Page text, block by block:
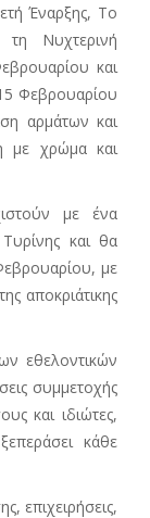
Έναρξης, Το
Νυχτερινή
και
Φεβρουαρίου
αρμάτων και
με χρώμα και
με ένα
και θα
με
αποκριάτικης
εθελοντικών
συμμετοχής
και ιδιώτες,
κάθε
επιχειρήσεις,